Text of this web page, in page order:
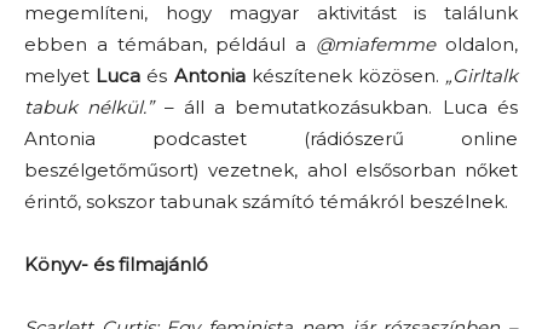
megemlíteni, hogy magyar aktivitást is találunk
ebben a témában, például a @miafemmeoldalon,
melyet Luca és Antoniakészítenek közösen. „Girltalk
tabuk nélkül.”– áll a bemutatkozásukban. Luca és
Antonia podcastet (rádiószerű online
beszélgetőműsort) vezetnek, ahol elsősorban nőket
érintő, sokszor tabunak számító témákról beszélnek.
Könyv- és filmajánló